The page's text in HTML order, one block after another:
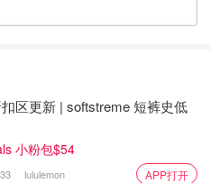
区更新 | softstreme 短裤史低
小粉包$54
lululemon APP打开